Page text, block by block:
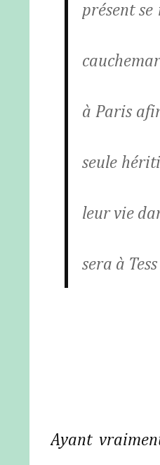
présent
à Paris
seule
leur vie
sera à
Ayant